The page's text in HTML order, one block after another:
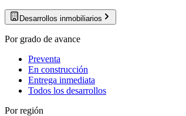
Desarrollos inmobiliarios
Por grado de avance
Preventa
En construcción
Entrega inmediata
Todos los desarrollos
Por región